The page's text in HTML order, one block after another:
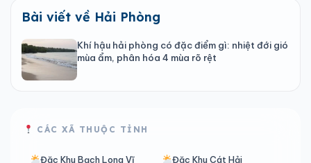
Bài viết về Hải Phòng
Khí hậu hải phòng có đặc điểm gì: nhiệt đới gió
mùa ẩm, phân hóa 4 mùa rõ rệt
CÁC XÃ THUỘC TỈNH
Đặc Khu Bạch Long Vĩ Đặc Khu Cát Hải